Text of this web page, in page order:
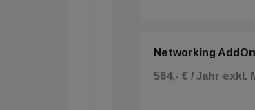
Networking AddOn
584,- € / Jahr exkl.